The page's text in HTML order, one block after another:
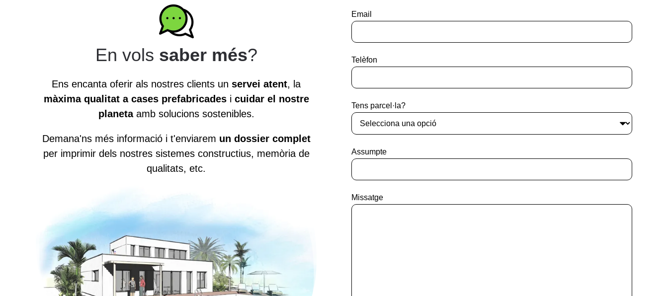
En vols saber més?
Ens encanta oferir als nostres clients un servei atent, la
màxima qualitat a cases prefabricadesi cuidar el nostre
planetaamb solucions sostenibles.
Demana'ns més informació i t'enviarem un dossier complet
per imprimir dels nostres sistemes constructius, memòria de
qualitats, etc.
Email
Telèfon
Tens parcel·la?
Assumpte
Missatge